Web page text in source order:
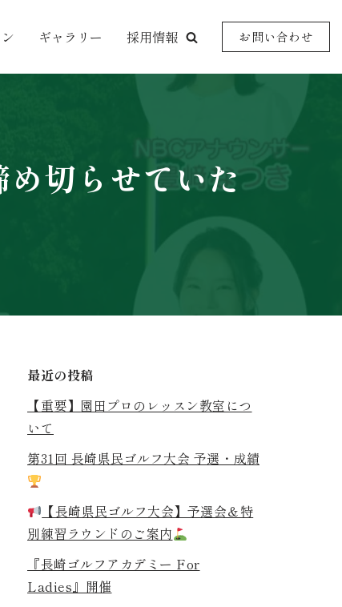
ギャラリー 採用情報 お問い合わせ
切らせていた
最近の投稿
【重要】園田プロのレッスン教室につ
いて
第31回 長崎県民ゴルフ大会 予選・成績
【長崎県民ゴルフ大会】予選会＆特
別練習ラウンドのご案内
『長崎ゴルフアカデミー For
Ladies』開催